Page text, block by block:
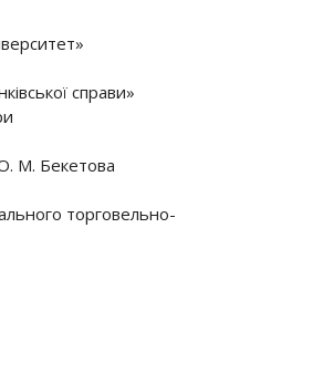
справи»
О. М. Бекетова
торговельно-